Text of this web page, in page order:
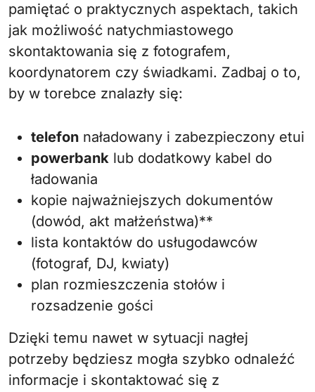
pamiętać o praktycznych aspektach, takich
jak możliwość natychmiastowego
skontaktowania się z fotografem,
koordynatorem czy świadkami. Zadbaj o to,
by w torebce znalazły się:
telefon naładowany i zabezpieczony etui
powerbank lub dodatkowy kabel do
ładowania
kopie najważniejszych dokumentów
(dowód, akt małżeństwa)**
lista kontaktów do usługodawców
(fotograf, DJ, kwiaty)
plan rozmieszczenia stołów i
rozsadzenie gości
Dzięki temu nawet w sytuacji nagłej
potrzeby będziesz mogła szybko odnaleźć
informacje i skontaktować się z